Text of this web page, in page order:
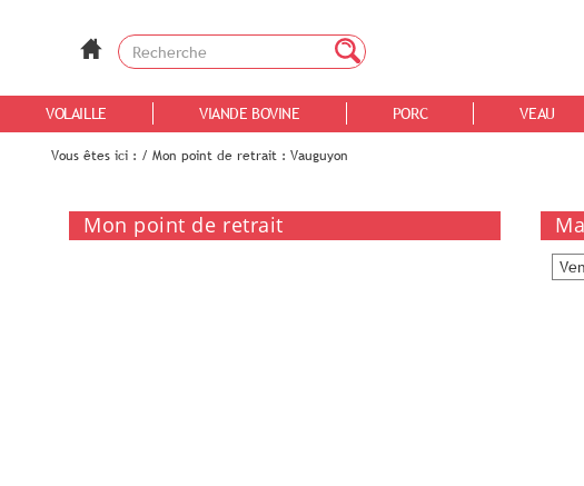
VOLAILLE VIANDE BOVINE PORC VEAU
Vous êtes ici : / Mon point de retrait : Vauguyon
Mon point de retrait